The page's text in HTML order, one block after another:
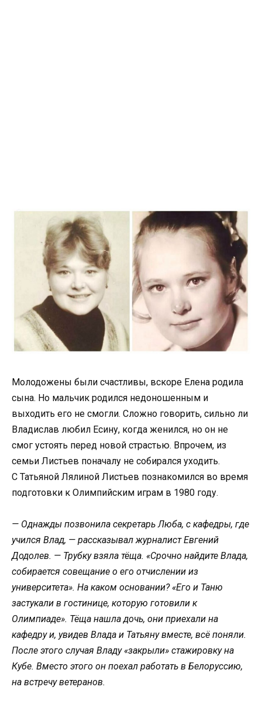
Молодожены были счастливы, вскоре Елена родила
сына. Но мальчик родился недоношенным и
выходить его не смогли. Сложно говорить, сильно ли
Владислав любил Есину, когда женился, но он не
смог устоять перед новой страстью. Впрочем, из
семьи Листьев поначалу не собирался уходить.
С Татьяной Лялиной Листьев познакомился во время
подготовки к Олимпийским играм в 1980 году.
— Однажды позвонила секретарь Люба, с кафедры, где
учился Влад, — рассказывал журналист Евгений
Додолев. — Трубку взяла тёща. «Срочно найдите Влада,
собирается совещание о его отчислении из
университета». На каком основании? «Его и Таню
застукали в гостинице, которую готовили к
Олимпиаде». Тёща нашла дочь, они приехали на
кафедру и, увидев Влада и Татьяну вместе, всё поняли.
После этого случая Владу «закрыли» стажировку на
Кубе. Вместо этого он поехал работать в Белоруссию,
на встречу ветеранов.